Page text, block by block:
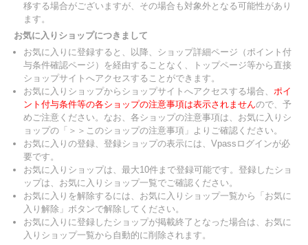
移する場合がございますが、その場合も対象外となる可能性があり
ます。
お気に入りショップにつきまして
お気に入りに登録すると、以降、ショップ詳細ページ（ポイント付
与条件確認ページ）を経由することなく、トップページ等から直接
ショップサイトへアクセスすることができます。
お気に入りショップからショップサイトへアクセスする場合、 ポイ
ント付与条件等の各ショップの注意事項は表示されませんので、予
めご注意ください。なお、各ショップの注意事項は、お気に入りシ
ョップの「＞＞このショップの注意事項」よりご確認ください。
お気に入りの登録、登録ショップの表示には、Vpassログインが必
要です。
お気に入りショップは、最大10件まで登録可能です。登録したショ
ップは、お気に入りショップ一覧でご確認ください。
お気に入りを解除するには、お気に入りショップ一覧から「お気に
入り解除」ボタンで解除してください。
お気に入りに登録したショップが掲載終了となった場合は、お気に
入りショップ一覧から自動的に削除されます。